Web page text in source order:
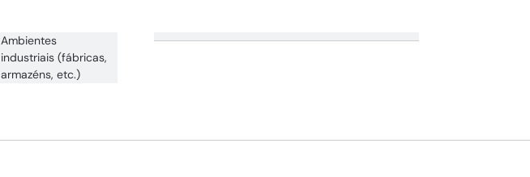
Ambientes
industriais (fábricas,
armazéns, etc.)